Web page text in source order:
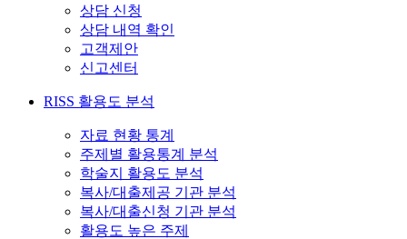
상담 신청
상담 내역 확인
고객제안
신고센터
RISS 활용도 분석
자료 현황 통계
주제별 활용통계 분석
학술지 활용도 분석
복사/대출제공 기관 분석
복사/대출신청 기관 분석
활용도 높은 주제